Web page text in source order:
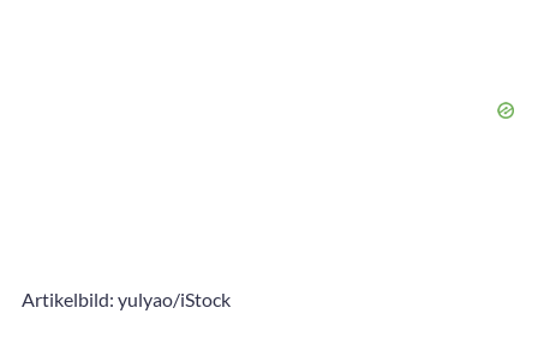
Artikelbild: yulyao/iStock